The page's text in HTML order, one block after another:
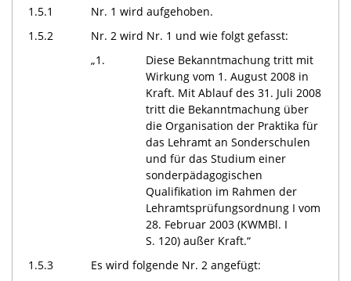
1.5.1
Nr. 1 wird aufgehoben.
1.5.2
Nr. 2 wird Nr. 1 und wie folgt gefasst:
„1.
Diese Bekanntmachung tritt mit
Wirkung vom 1. August 2008 in
Kraft. Mit Ablauf des 31. Juli 2008
tritt die Bekanntmachung über
die Organisation der Praktika für
das Lehramt an Sonderschulen
und für das Studium einer
sonderpädagogischen
Qualifikation im Rahmen der
Lehramtsprüfungsordnung I vom
28. Februar 2003 (KWMBl. I
S. 120) außer Kraft.“
1.5.3
Es wird folgende Nr. 2 angefügt: